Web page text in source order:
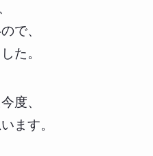
で、
た。
度、
ます。